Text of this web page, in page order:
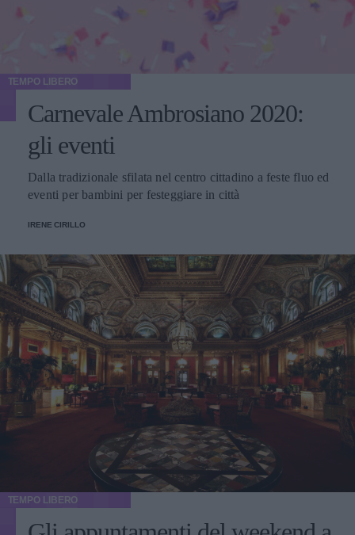
TEMPO LIBERO
Carnevale Ambrosiano 2020:
gli eventi
Dalla tradizionale sfilata nel centro cittadino a feste fluo ed
eventi per bambini per festeggiare in città
IRENE CIRILLO
TEMPO LIBERO